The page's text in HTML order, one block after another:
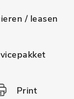
/ leasen
Print